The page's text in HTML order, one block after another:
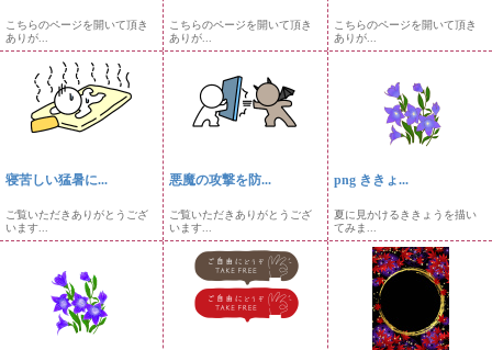
こちらのページを開いて頂き
ありが...
こちらのページを開いて頂き
ありが...
こちらのページを開いて頂き
ありが...
寝苦しい猛暑に...
ご覧いただきありがとうござ
います...
悪魔の攻撃を防...
ご覧いただきありがとうござ
います...
png ききょ...
夏に見かけるききょうを描い
てみま...